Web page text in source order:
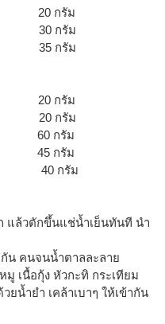
กรัม
กรัม
35 กรัม
20 กรัม
ด 20 กรัม
กรัม
กรัม
กรัม
แล้วตักขึ้นแช่น้ำเย็นทันที นำ
น คนจนน้ำตาลละลาย
มู เนื้อกุ้ง หัวกะทิ กระเทียม
ยน้ำยำ เคล้าเบาๆ ให้เข้ากัน